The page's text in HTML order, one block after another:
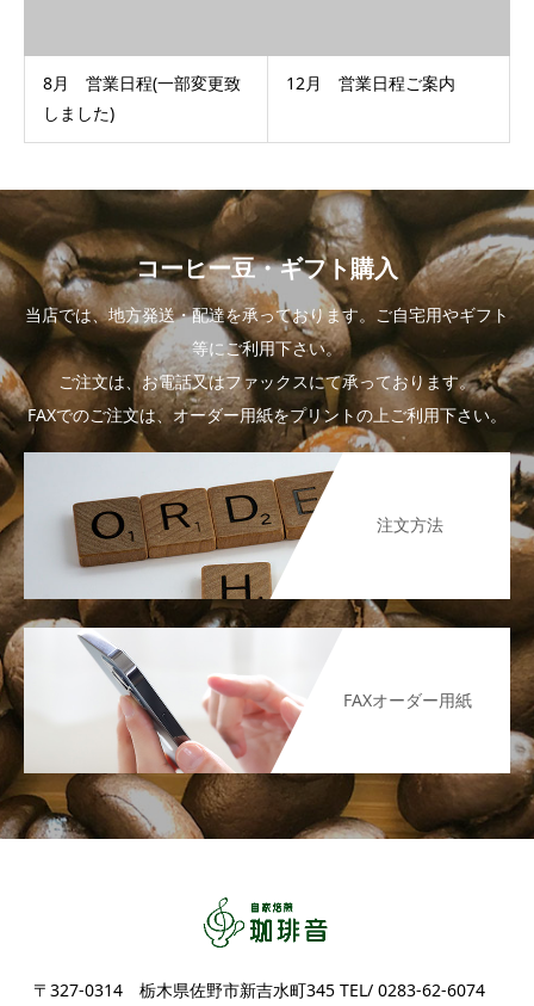
8月 営業日程(一部変更致
しました)
12月 営業日程ご案内
コーヒー豆・ギフト購入
当店では、地方発送・配達を承っております。ご自宅用やギフト
等にご利用下さい。
ご注文は、お電話又はファックスにて承っております。
FAXでのご注文は、オーダー用紙をプリントの上ご利用下さい。
注文方法
FAXオーダー用紙
〒327-0314 栃木県佐野市新吉水町345 TEL/ 0283-62-6074